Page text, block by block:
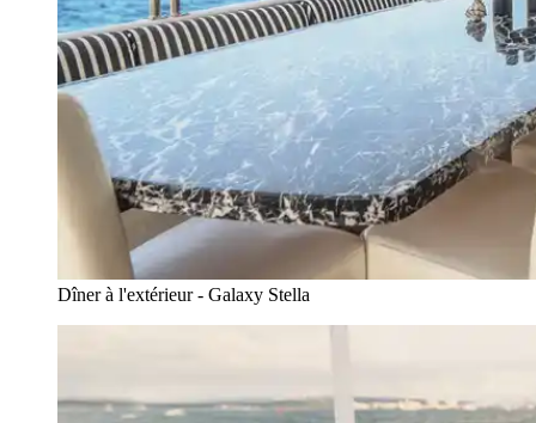
Dîner à l'extérieur - Galaxy Stella